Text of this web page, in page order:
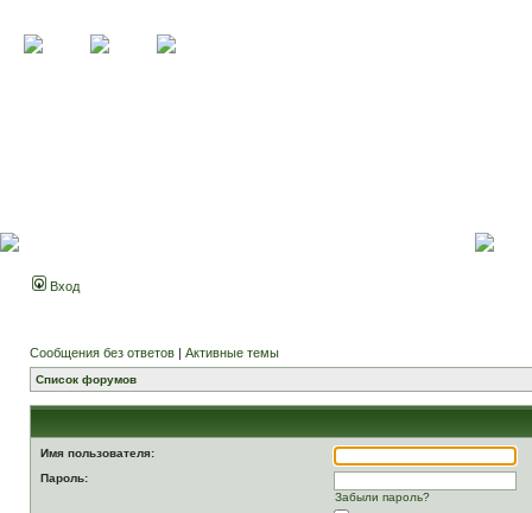
Вход
Сообщения без ответов | Активные темы
Список форумов
Имя пользователя:
Пароль:
Забыли пароль?